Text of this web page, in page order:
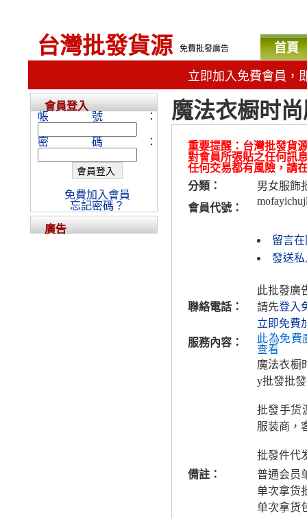
台灣批發貨源 免費批發廣告 首頁
立即加入免費會員，
魔法衣橱时
重要提醒：台灣批發貨
對會員所張貼之任何訊
任何交易都有風險，請
分類：
男女服飾
會員代號：
留言
發送私
聯絡電話：
此批發廣
請先登入
立即免費
服務內容：
此為免費
查看
魔法衣橱
y批發批
批發手货
服装商，
批發件代
備註：
普通会员
单次拿货
单次拿货
會員登入
帳號：
密碼：
免費加入會員
忘記密碼？
廣告